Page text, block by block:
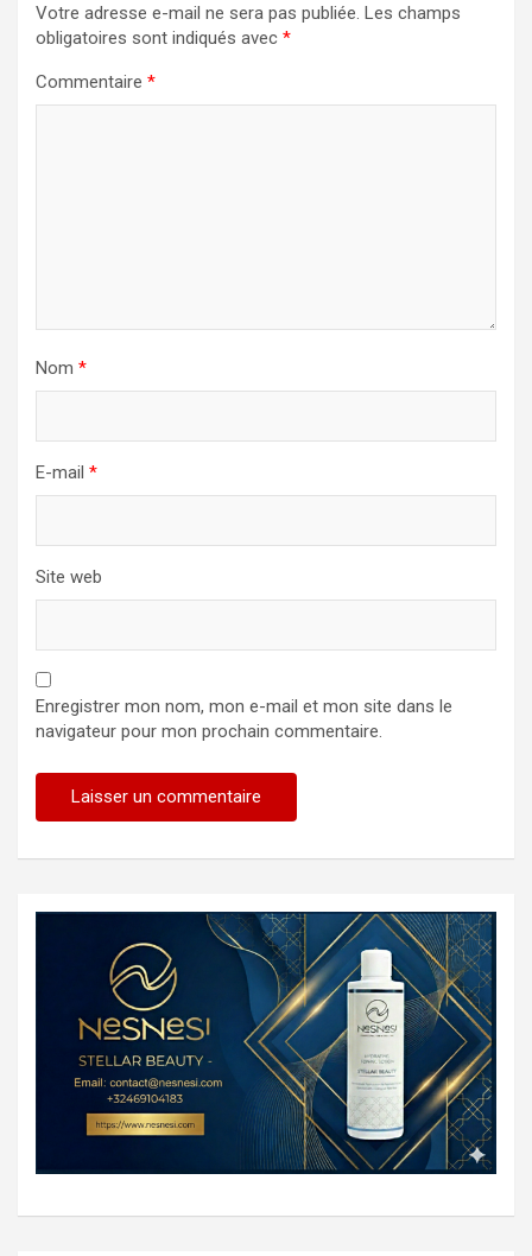
Votre adresse e-mail ne sera pas publiée. Les champs
obligatoires sont indiqués avec *
Commentaire *
Nom *
E-mail *
Site web
Enregistrer mon nom, mon e-mail et mon site dans le
navigateur pour mon prochain commentaire.